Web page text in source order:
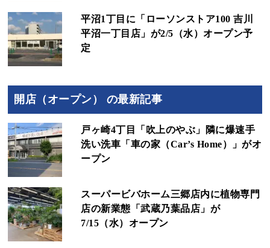
平沼1丁目に「ローソンストア100 吉川
平沼一丁目店」が2/5（水）オープン予
定
開店（オープン） の最新記事
戸ヶ崎4丁目「吹上のやぶ」隣に爆速手
洗い洗車「車の家（Car’s Home）」がオ
ープン
スーパービバホーム三郷店内に植物専門
店の新業態「武蔵乃葉品店」が
7/15（水）オープン